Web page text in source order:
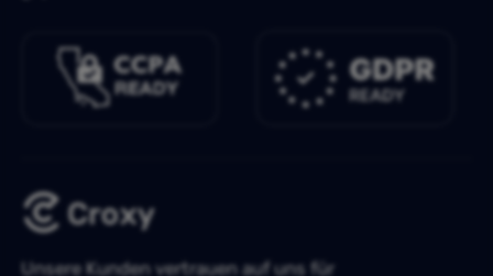
Unsere Kunden vertrauen auf uns für